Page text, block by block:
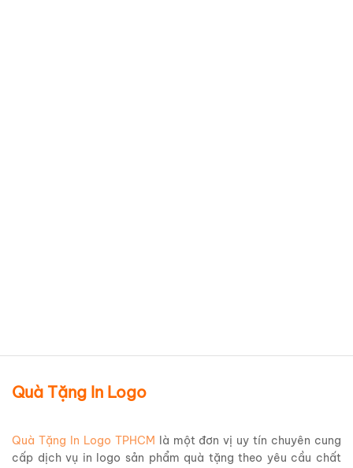
Quà Tặng In Logo
Quà Tặng In Logo TPHCM là một đơn vị uy tín chuyên cung
cấp dịch vụ in logo sản phẩm quà tặng theo yêu cầu chất